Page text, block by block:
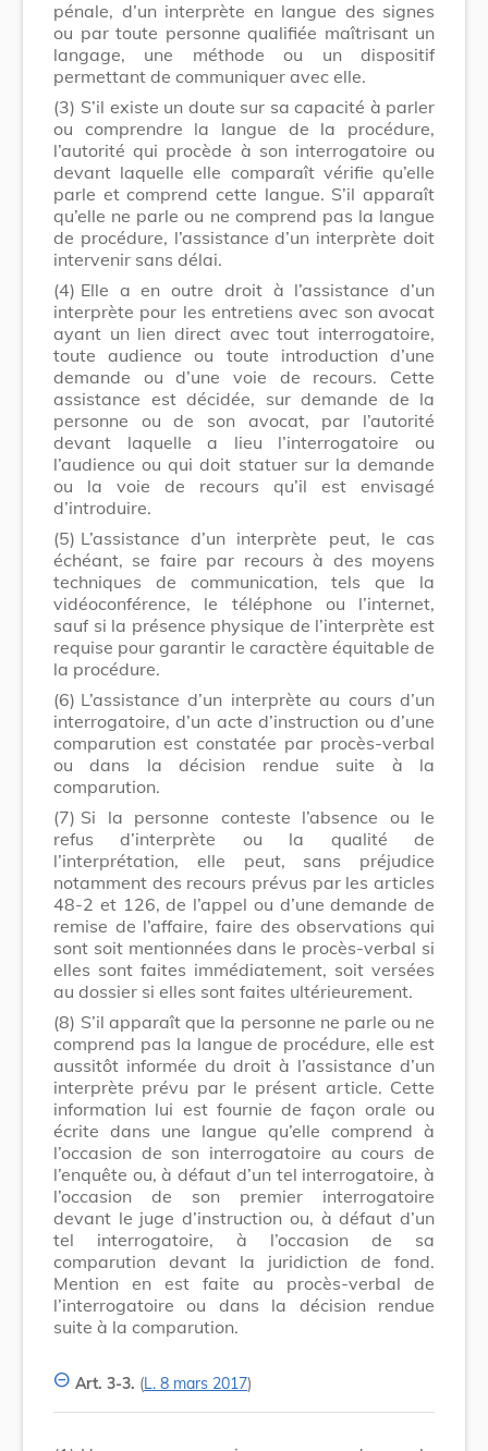
pénale, d’un interprète en langue des signes
ou par toute personne qualifiée maîtrisant un
langage, une méthode ou un dispositif
permettant de communiquer avec elle.
(3) S’il existe un doute sur sa capacité à parler
ou comprendre la langue de la procédure,
l’autorité qui procède à son interrogatoire ou
devant laquelle elle comparaît vérifie qu’elle
parle et comprend cette langue. S’il apparaît
qu’elle ne parle ou ne comprend pas la langue
de procédure, l’assistance d’un interprète doit
intervenir sans délai.
(4) Elle a en outre droit à l’assistance d’un
interprète pour les entretiens avec son avocat
ayant un lien direct avec tout interrogatoire,
toute audience ou toute introduction d’une
demande ou d’une voie de recours. Cette
assistance est décidée, sur demande de la
personne ou de son avocat, par l’autorité
devant laquelle a lieu l’interrogatoire ou
l’audience ou qui doit statuer sur la demande
ou la voie de recours qu’il est envisagé
d’introduire.
(5) L’assistance d’un interprète peut, le cas
échéant, se faire par recours à des moyens
techniques de communication, tels que la
vidéoconférence, le téléphone ou l’internet,
sauf si la présence physique de l’interprète est
requise pour garantir le caractère équitable de
la procédure.
(6) L’assistance d’un interprète au cours d’un
interrogatoire, d’un acte d’instruction ou d’une
comparution est constatée par procès-verbal
ou dans la décision rendue suite à la
comparution.
(7) Si la personne conteste l’absence ou le
refus d’interprète ou la qualité de
l’interprétation, elle peut, sans préjudice
notamment des recours prévus par les articles
48-2 et 126, de l’appel ou d’une demande de
remise de l’affaire, faire des observations qui
sont soit mentionnées dans le procès-verbal si
elles sont faites immédiatement, soit versées
au dossier si elles sont faites ultérieurement.
(8) S’il apparaît que la personne ne parle ou ne
comprend pas la langue de procédure, elle est
aussitôt informée du droit à l’assistance d’un
interprète prévu par le présent article. Cette
information lui est fournie de façon orale ou
écrite dans une langue qu’elle comprend à
l’occasion de son interrogatoire au cours de
l’enquête ou, à défaut d’un tel interrogatoire, à
l’occasion de son premier interrogatoire
devant le juge d’instruction ou, à défaut d’un
tel interrogatoire, à l’occasion de sa
comparution devant la juridiction de fond.
Mention en est faite au procès-verbal de
l’interrogatoire ou dans la décision rendue
suite à la comparution.
Art. 3-3. (L. 8 mars 2017)